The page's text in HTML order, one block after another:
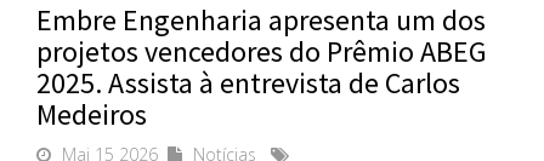
Embre Engenharia apresenta um dos
projetos vencedores do Prêmio ABEG
2025. Assista à entrevista de Carlos
Medeiros
Mai 15 2026 Notícias